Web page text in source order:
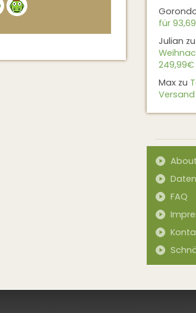
für
Julian zu
Max zu
About
FAQ